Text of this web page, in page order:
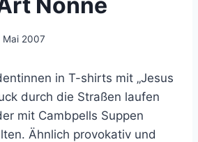
Mai 2007
in T-shirts mit „Jesus
durch die Straßen laufen
mit Cambpells Suppen
Ähnlich provokativ und